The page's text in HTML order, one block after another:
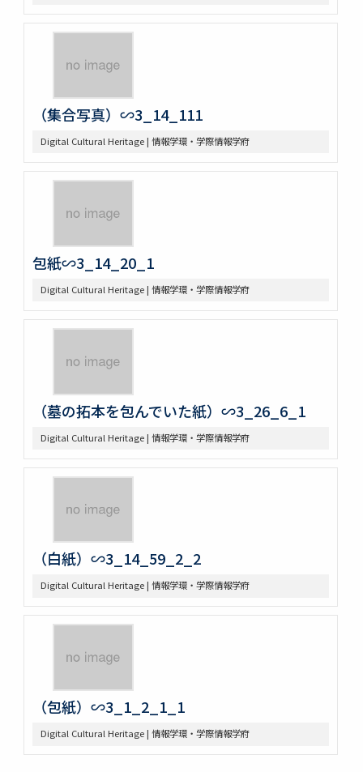
（集合写真）∽3_14_111
Digital Cultural Heritage | 情報学環・学際情報学府
包紙∽3_14_20_1
Digital Cultural Heritage | 情報学環・学際情報学府
（墓の拓本を包んでいた紙）∽3_26_6_1
Digital Cultural Heritage | 情報学環・学際情報学府
（白紙）∽3_14_59_2_2
Digital Cultural Heritage | 情報学環・学際情報学府
（包紙）∽3_1_2_1_1
Digital Cultural Heritage | 情報学環・学際情報学府